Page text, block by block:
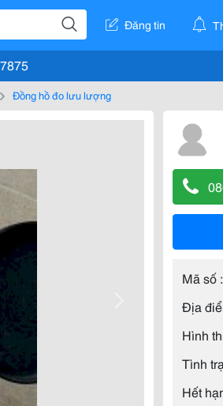
Đăng tin
Đồng hồ đo lưu lượng
Mã số :
Địa
Hình
Tình
Hết